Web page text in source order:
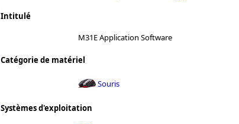
Intitulé
M31E Application Software
Catégorie de matériel
Souris
Systèmes d'exploitation